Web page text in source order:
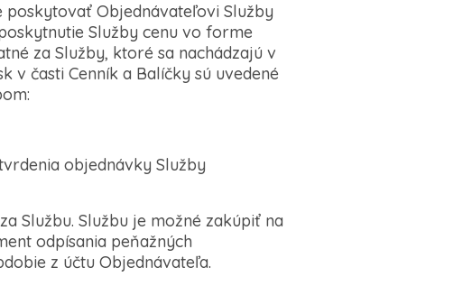
Objednávateľovi Služby
Služby cenu vo forme
za Služby, ktoré sa nachádzajú v
v časti Cenník a Balíčky sú uvedené
objednávky Služby
Službu. Službu je možné zakúpiť na
odpísania peňažných
z účtu Objednávateľa.